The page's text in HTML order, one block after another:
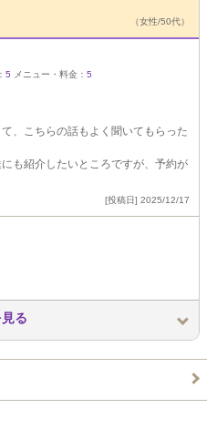
（女性/50代）
5 メニュー・料金： 5
、こちらの話もよく聞いてもらった
も紹介したいところですが、予約が
[投稿日] 2025/12/17
る